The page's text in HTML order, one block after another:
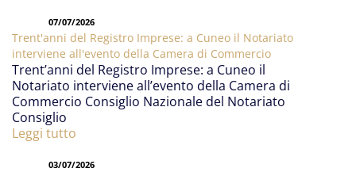
07/07/2026
Trent'anni del Registro Imprese: a Cuneo il Notariato
interviene all'evento della Camera di Commercio
Trent’anni del Registro Imprese: a Cuneo il
Notariato interviene all’evento della Camera di
Commercio Consiglio Nazionale del Notariato
Consiglio
Leggi tutto
03/07/2026